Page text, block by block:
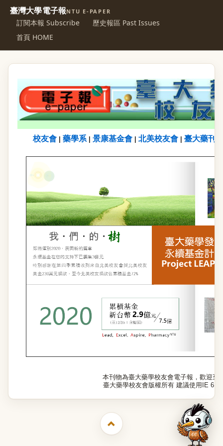
臺灣大學電子報NTU E-PAPER
訂閱本報 Subscribe
歷史報區 Past Issues
首頁 HOME
校友會 藥學系| 景康基金會 北美校友會 臺大藥刊
本刊物為臺大藥學校友會電子報，歡迎至
臺大藥學校友會版權所有 建議使用IE 6.0